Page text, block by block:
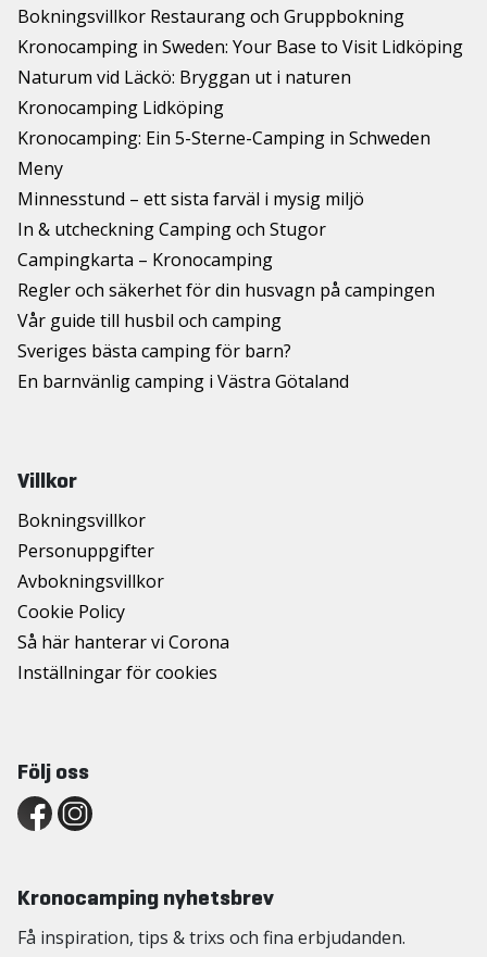
Bokningsvillkor Restaurang och Gruppbokning
Kronocamping in Sweden: Your Base to Visit Lidköping
Naturum vid Läckö: Bryggan ut i naturen
Kronocamping Lidköping
Kronocamping: Ein 5-Sterne-Camping in Schweden
Meny
Minnesstund – ett sista farväl i mysig miljö
In & utcheckning Camping och Stugor
Campingkarta – Kronocamping
Regler och säkerhet för din husvagn på campingen
Vår guide till husbil och camping
Sveriges bästa camping för barn?
En barnvänlig camping i Västra Götaland
Villkor
Bokningsvillkor
Personuppgifter
Avbokningsvillkor
Cookie Policy
Så här hanterar vi Corona
Inställningar för cookies
Följ oss
Kronocamping nyhetsbrev
Få inspiration, tips & trixs och fina erbjudanden.